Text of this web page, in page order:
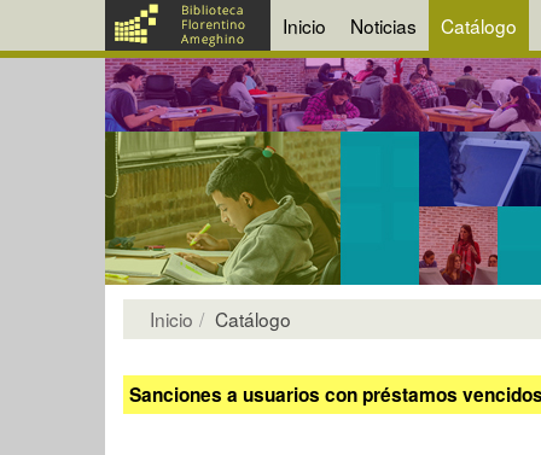
Inicio Noticias Catálogo
Inicio Catálogo
Sanciones a usuarios con préstamos